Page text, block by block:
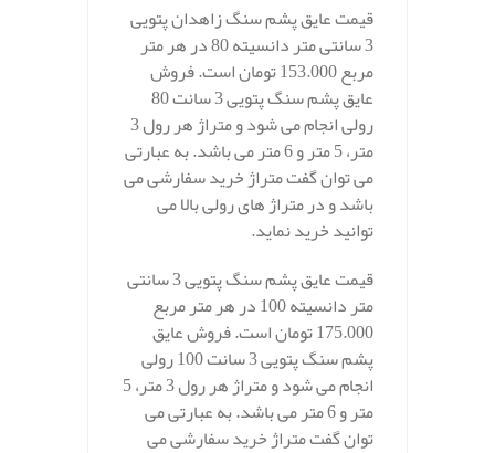
قیمت عایق پشم سنگ زاهدان پتویی
3 سانتی متر دانسیته 80 در هر متر
مربع 153.000 تومان است. فروش
عایق پشم سنگ پتویی 3 سانت 80
رولی انجام می شود و متراژ هر رول 3
متر، 5 متر و 6 متر می باشد. به عبارتی
می توان گفت متراژ خرید سفارشی می
باشد و در متراژ های رولی بالا می
توانید خرید نماید.
قیمت عایق پشم سنگ پتویی 3 سانتی
متر دانسیته 100 در هر متر مربع
175.000 تومان است. فروش عایق
پشم سنگ پتویی 3 سانت 100 رولی
انجام می شود و متراژ هر رول 3 متر، 5
متر و 6 متر می باشد. به عبارتی می
توان گفت متراژ خرید سفارشی می